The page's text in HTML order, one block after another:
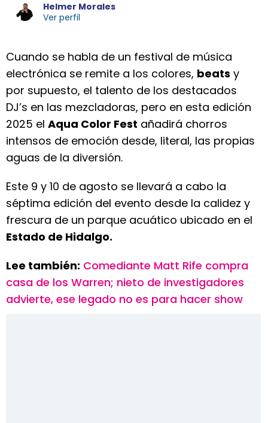
Helmer Morales
Ver perfil
Cuando se habla de un festival de música
electrónica se remite a los colores, beats y
por supuesto, el talento de los destacados
DJ’s en las mezcladoras, pero en esta edición
2025 el Aqua Color Fest añadirá chorros
intensos de emoción desde, literal, las propias
aguas de la diversión.
Este 9 y 10 de agosto se llevará a cabo la
séptima edición del evento desde la calidez y
frescura de un parque acuático ubicado en el
Estado de Hidalgo.
Lee también: Comediante Matt Rife compra
casa de los Warren; nieto de investigadores
advierte, ese legado no es para hacer show